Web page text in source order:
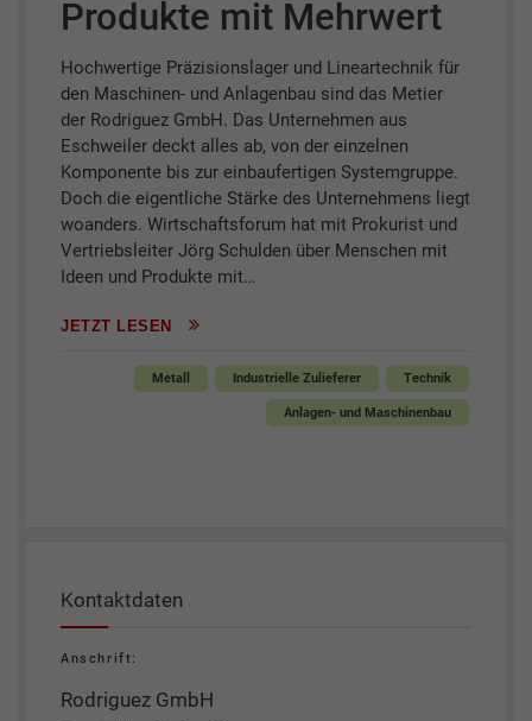
Produkte mit Mehrwert
Hochwertige Präzisionslager und Lineartechnik für
den Maschinen- und Anlagenbau sind das Metier
der Rodriguez GmbH. Das Unternehmen aus
Eschweiler deckt alles ab, von der einzelnen
Komponente bis zur einbaufertigen Systemgruppe.
Doch die eigentliche Stärke des Unternehmens liegt
woanders. Wirtschaftsforum hat mit Prokurist und
Vertriebsleiter Jörg Schulden über Menschen mit
Ideen und Produkte mit…
JETZT LESEN
Metall Industrielle Zulieferer Technik
Anlagen- und Maschinenbau
Kontaktdaten
Anschrift:
Rodriguez GmbH